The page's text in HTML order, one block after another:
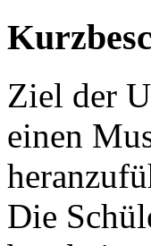
Ziel der
einen
Die